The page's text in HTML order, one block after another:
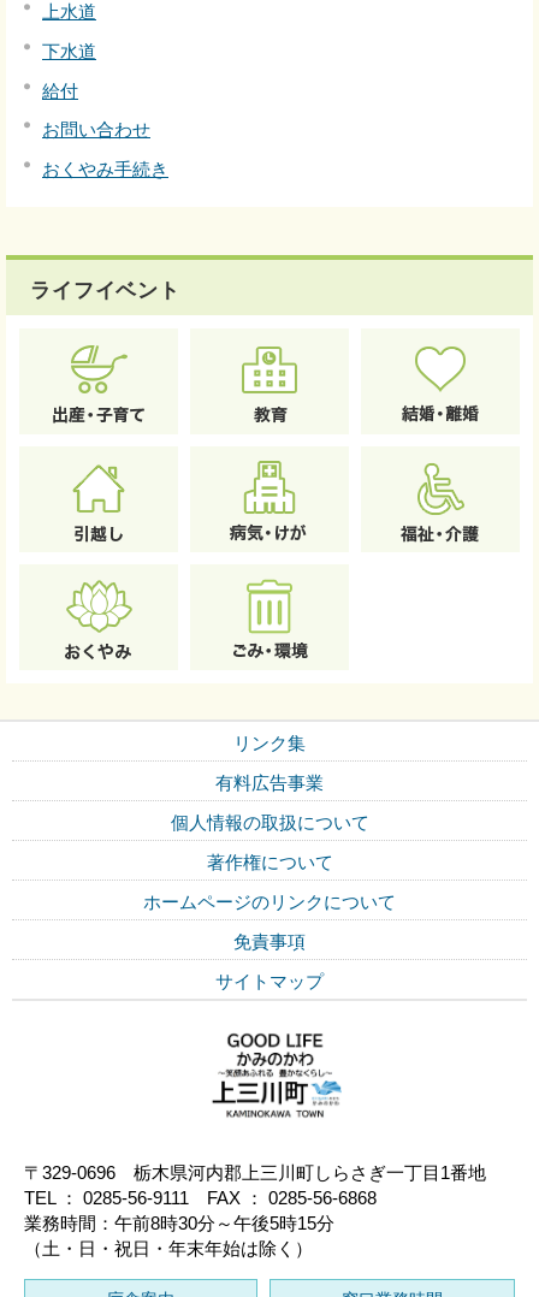
上水道
下水道
給付
お問い合わせ
おくやみ手続き
ライフイベント
リンク集
有料広告事業
個人情報の取扱について
著作権について
ホームページのリンクについて
免責事項
サイトマップ
〒329-0696 栃木県河内郡上三川町しらさぎ一丁目1番地
TEL ： 0285-56-9111 FAX ： 0285-56-6868
業務時間：午前8時30分～午後5時15分
（土・日・祝日・年末年始は除く）